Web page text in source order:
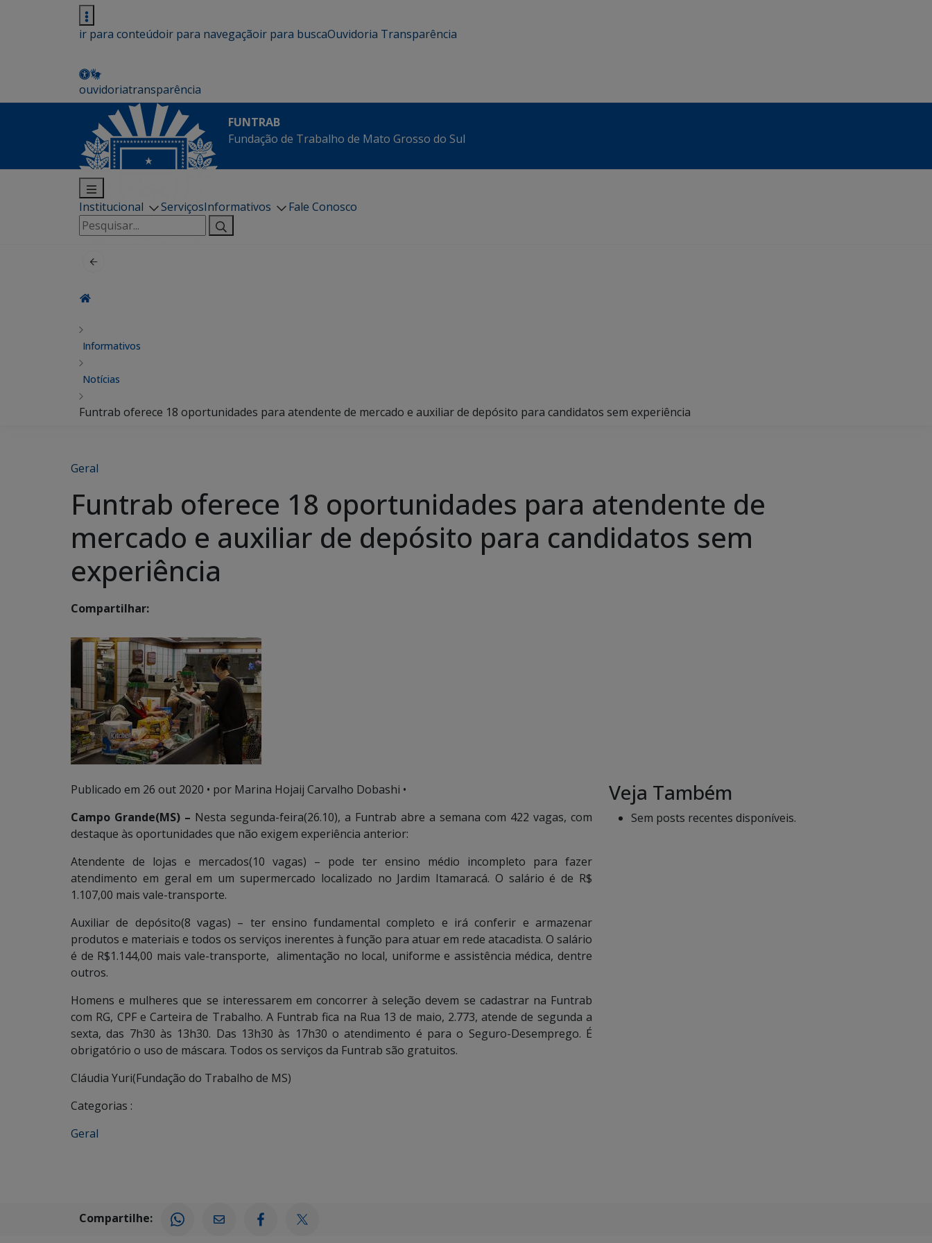
ir para conteúdoir para navegaçãoir para buscaOuvidoria Transparência
ouvidoriatransparência
FUNTRAB
Fundação de Trabalho de Mato Grosso do Sul
Institucional ServiçosInformativos
Fale Conosco
Pesquisar
por:
Informativos
Notícias
Funtrab oferece 18 oportunidades para atendente de mercado e auxiliar de depósito para candidatos sem experiência
Geral
Funtrab oferece 18 oportunidades para atendente de
mercado e auxiliar de depósito para candidatos sem
experiência
Compartilhar:
Publicado em 26 out 2020 • por Marina Hojaij Carvalho Dobashi •
Campo Grande(MS) – Nesta segunda-feira(26.10), a Funtrab abre a semana com 422 vagas, com
destaque às oportunidades que não exigem experiência anterior:
Atendente de lojas e mercados(10 vagas) – pode ter ensino médio incompleto para fazer
atendimento em geral em um supermercado localizado no Jardim Itamaracá. O salário é de R$
1.107,00 mais vale-transporte.
Auxiliar de depósito(8 vagas) – ter ensino fundamental completo e irá conferir e armazenar
produtos e materiais e todos os serviços inerentes à função para atuar em rede atacadista. O salário
é de R$1.144,00 mais vale-transporte, alimentação no local, uniforme e assistência médica, dentre
outros.
Homens e mulheres que se interessarem em concorrer à seleção devem se cadastrar na Funtrab
com RG, CPF e Carteira de Trabalho. A Funtrab fica na Rua 13 de maio, 2.773, atende de segunda a
sexta, das 7h30 às 13h30. Das 13h30 às 17h30 o atendimento é para o Seguro-Desemprego. É
obrigatório o uso de máscara. Todos os serviços da Funtrab são gratuitos.
Cláudia Yuri(Fundação do Trabalho de MS)
Categorias :
Geral
Veja Também
Sem posts recentes disponíveis.
Compartilhe: